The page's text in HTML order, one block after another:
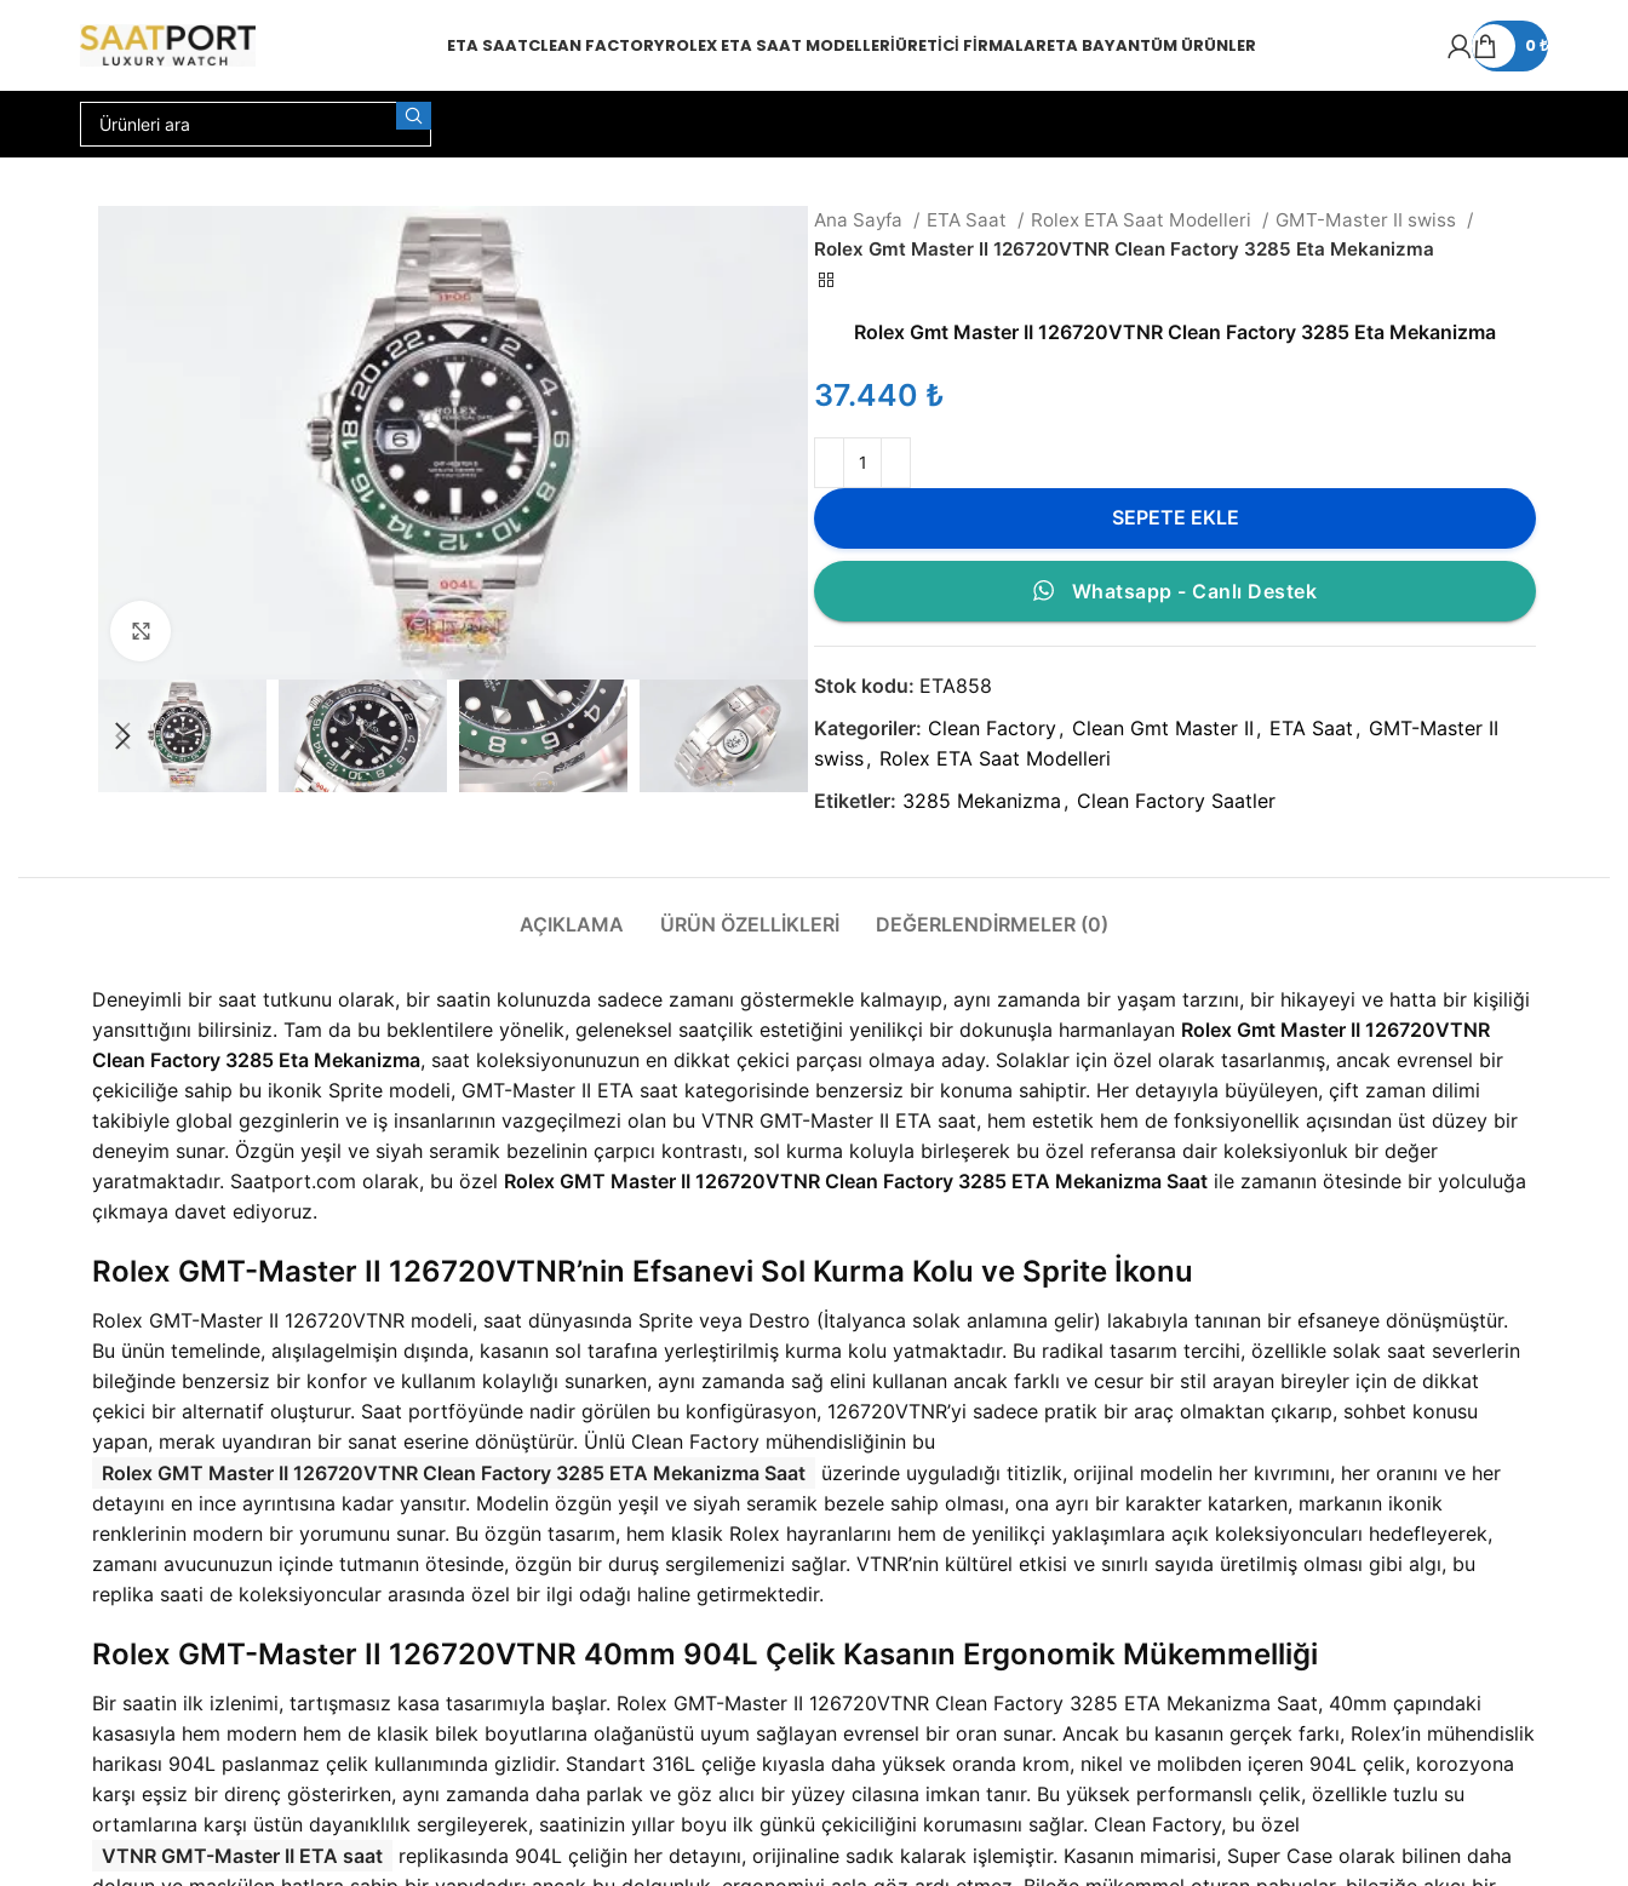
ETA SAATCLEAN FACTORYROLEX ETA SAAT MODELLERIÜRETICI FIRMALARETA BAYANTÜM ÜRÜNLER 0₺
Ana Sayfa ETA Saat Rolex ETA Saat Modelleri
GMT-Master II swiss
Rolex Gmt Master II 126720VTNR Clean Factory 3285 Eta Mekanizma
Rolex Gmt Master II 126720VTNR Clean Factory 3285 Eta Mekanizma
₺
SEPETE EKLE
Whatsapp - Canlı Destek
Stok kodu: ETA858
Kategoriler: Clean Factory, Clean Gmt Master II , ETA Saat , GMT-Master II
swiss, Rolex ETA Saat Modelleri
Etiketler: 3285 Mekanizma , Clean Factory Saatler
AÇIKLAMA ÜRÜN ÖZELLIKLERI DEĞERLENDIRMELER (0)
Deneyimli bir saat tutkunu olarak, bir saatin kolunuzda sadece zamanı göstermekle kalmayıp, aynı zamanda bir yaşam tarzını, bir hikayeyi ve hatta bir kişiliği
yansıttığını bilirsiniz. Tam da bu beklentilere yönelik, geleneksel saatçilik estetiğini yenilikçi bir dokunuşla harmanlayan Rolex Gmt Master II 126720VTNR
Clean Factory 3285 Eta Mekanizma, saat koleksiyonunuzun en dikkat çekici parçası olmaya aday. Solaklar için özel olarak tasarlanmış, ancak evrensel bir
çekiciliğe sahip bu ikonik Sprite modeli, GMT-Master II ETA saat kategorisinde benzersiz bir konuma sahiptir. Her detayıyla büyüleyen, çift zaman dilimi
takibiyle global gezginlerin ve iş insanlarının vazgeçilmezi olan bu VTNR GMT-Master II ETA saat, hem estetik hem de fonksiyonellik açısından üst düzey bir
deneyim sunar. Özgün yeşil ve siyah seramik bezelinin çarpıcı kontrastı, sol kurma koluyla birleşerek bu özel referansa dair koleksiyonluk bir değer
yaratmaktadır. Saatport.com olarak, bu özel Rolex GMT Master II 126720VTNR Clean Factory 3285 ETA Mekanizma Saat ile zamanın ötesinde bir yolculuğa
çıkmaya davet ediyoruz.
Rolex GMT-Master II 126720VTNR’nin Efsanevi Sol Kurma Kolu ve Sprite İkonu
Rolex GMT-Master II 126720VTNR modeli, saat dünyasında Sprite veya Destro (İtalyanca solak anlamına gelir) lakabıyla tanınan bir efsaneye dönüşmüştür.
Bu ünün temelinde, alışılagelmişin dışında, kasanın sol tarafına yerleştirilmiş kurma kolu yatmaktadır. Bu radikal tasarım tercihi, özellikle solak saat severlerin
bileğinde benzersiz bir konfor ve kullanım kolaylığı sunarken, aynı zamanda sağ elini kullanan ancak farklı ve cesur bir stil arayan bireyler için de dikkat
çekici bir alternatif oluşturur. Saat portföyünde nadir görülen bu konfigürasyon, 126720VTNR’yi sadece pratik bir araç olmaktan çıkarıp, sohbet konusu
yapan, merak uyandıran bir sanat eserine dönüştürür. Ünlü Clean Factory mühendisliğinin bu
Rolex GMT Master II 126720VTNR Clean Factory 3285 ETA Mekanizma Saat
üzerinde uyguladığı titizlik, orijinal modelin her kıvrımını, her oranını ve her
detayını en ince ayrıntısına kadar yansıtır. Modelin özgün yeşil ve siyah seramik bezele sahip olması, ona ayrı bir karakter katarken, markanın ikonik
renklerinin modern bir yorumunu sunar. Bu özgün tasarım, hem klasik Rolex hayranlarını hem de yenilikçi yaklaşımlara açık koleksiyoncuları hedefleyerek,
zamanı avucunuzun içinde tutmanın ötesinde, özgün bir duruş sergilemenizi sağlar. VTNR’nin kültürel etkisi ve sınırlı sayıda üretilmiş olması gibi algı, bu
replika saati de koleksiyoncular arasında özel bir ilgi odağı haline getirmektedir.
Rolex GMT-Master II 126720VTNR 40mm 904L Çelik Kasanın Ergonomik Mükemmelliği
Bir saatin ilk izlenimi, tartışmasız kasa tasarımıyla başlar. Rolex GMT-Master II 126720VTNR Clean Factory 3285 ETA Mekanizma Saat, 40mm çapındaki
kasasıyla hem modern hem de klasik bilek boyutlarına olağanüstü uyum sağlayan evrensel bir oran sunar. Ancak bu kasanın gerçek farkı, Rolex’in mühendislik
harikası 904L paslanmaz çelik kullanımında gizlidir. Standart 316L çeliğe kıyasla daha yüksek oranda krom, nikel ve molibden içeren 904L çelik, korozyona
karşı eşsiz bir direnç gösterirken, aynı zamanda daha parlak ve göz alıcı bir yüzey cilasına imkan tanır. Bu yüksek performanslı çelik, özellikle tuzlu su
ortamlarına karşı üstün dayanıklılık sergileyerek, saatinizin yıllar boyu ilk günkü çekiciliğini korumasını sağlar. Clean Factory, bu özel
VTNR GMT-Master II ETA saat
replikasında 904L çeliğin her detayını, orijinaline sadık kalarak işlemiştir. Kasanın mimarisi, Super Case olarak bilinen daha